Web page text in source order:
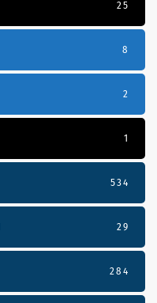
25
8
2
1
534
29
284